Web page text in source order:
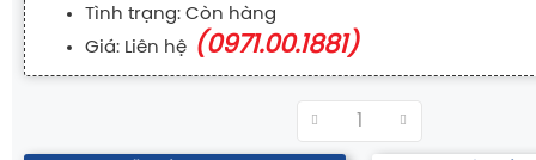
Tình trạng: Còn hàng
Giá: Liên hệ (0971.00.1881)